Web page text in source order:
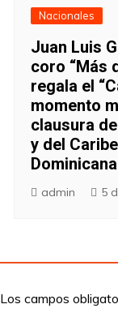
Nacionales
Juan Luis
coro “Más
regala el
momento
clausura
y del
Dominicana
admin 5
Los campos